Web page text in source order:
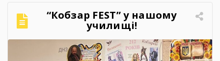
“Кобзар FEST” у нашому
училищі!